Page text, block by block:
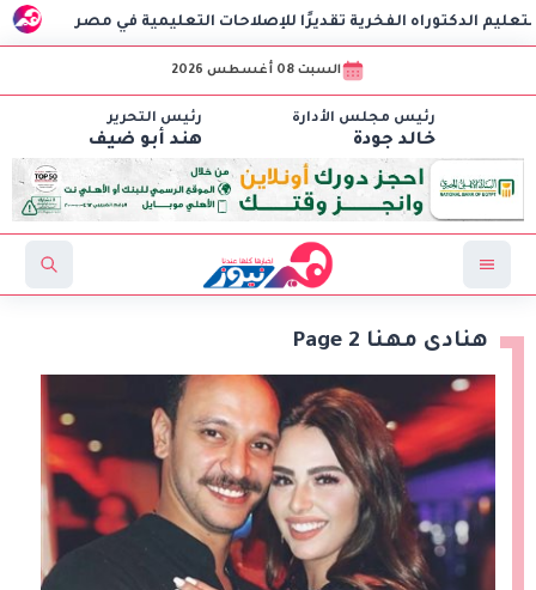
وزارة الصحة تستقبل اكتر من 71 مليون الفخرية تقديرًا للإصلاحات التعليمية في مصر
السبت 08 أغسطس 2026
رئيس مجلس الأدارة
خالد جودة
رئيس التحرير
هند أبو ضيف
هنادى مهنا Page 2